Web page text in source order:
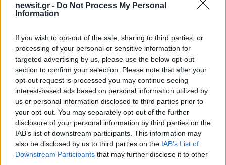
newsit.gr - Do Not Process My Personal
Information
If you wish to opt-out of the sale, sharing to third parties, or
processing of your personal or sensitive information for
targeted advertising by us, please use the below opt-out
section to confirm your selection. Please note that after your
opt-out request is processed you may continue seeing
interest-based ads based on personal information utilized by
us or personal information disclosed to third parties prior to
your opt-out. You may separately opt-out of the further
disclosure of your personal information by third parties on the
IAB’s list of downstream participants. This information may
also be disclosed by us to third parties on the IAB’s List of
Downstream Participants that may further disclose it to other
«Θα γίνει ο γάμος της
Φαίης Σκορδά κάποια
στιγμή πολύ σύντομα και
Μάρκος Σεφερλής:
και μου είπαν «έχεις
το παιδί μου από